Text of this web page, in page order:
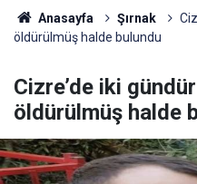
Anasayfa Şırnak
öldürülmüş halde bulundu
Cizre’de iki
öldürülmüş halde